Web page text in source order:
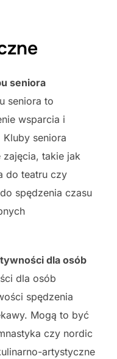
seniora
seniora to
wsparcia i
seniora
takie jak
do teatru czy
spędzenia czasu
dla osób
dla osób
spędzenia
Mogą to być
czy nordic
artystyczne